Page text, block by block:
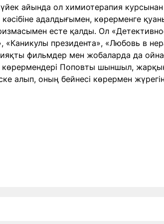
айында ол химиотерапия
адалдығымен, көрерменге
есте қалды. Ол
«Каникулы президента», «Любовь в
фильмдер мен жобаларда да
көрермендері Поповты шыншыл,
алып, оның бейнесі көрермен